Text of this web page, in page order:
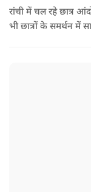
रांची में चल रहे छात्र
भी छात्रों के समर्थन में